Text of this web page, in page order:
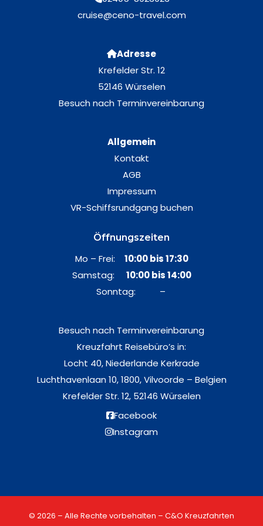
cruise@ceno-travel.com
Adresse
Krefelder Str. 12
52146 Würselen
Besuch nach Terminvereinbarung
Allgemein
Kontakt
AGB
Impressum
VR-Schiffsrundgang buchen
Öffnungszeiten
Mo – Frei: 10:00 bis 17:30
Samstag: 10:00 bis 14:00
Sonntag: –
Besuch nach Terminvereinbarung
Kreuzfahrt Reisebüro’s in:
Locht 40, Niederlande Kerkrade
Luchthavenlaan 10, 1800, Vilvoorde – Belgien
Krefelder Str. 12, 52146 Würselen
Facebook
Instagram
© 2026 – Alle Rechte vorbehalten – C&O Kreuzfahrten